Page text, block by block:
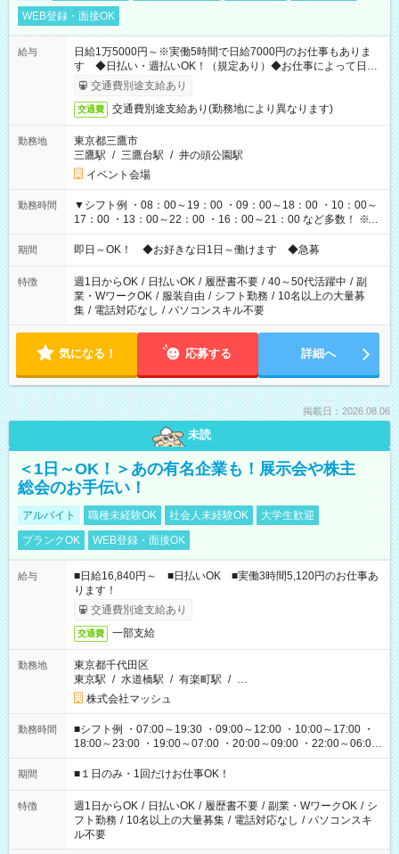
WEB登録・面接OK
給与
日給1万5000円～※実働5時間で日給7000円のお仕事もありま
す ◆日払い・週払いOK！（規定あり）◆お仕事によって日給
も異なります
交通費別途支給あり
交通費 交通費別途支給あり(勤務地により異なります)
勤務地
東京都三鷹市
三鷹駅 / 三鷹台駅 / 井の頭公園駅
イベント会場
勤務時間
▼シフト例 ・08：00～19：00 ・09：00～18：00 ・10：00～
17：00 ・13：00～22：00 ・16：00～21：00 など多数！ ※お
仕事により勤務時間が異なります
期間 即日～OK！ ◆お好きな日1日～働けます ◆急募
特徴 週1日からOK / 日払いOK / 履歴書不要 / 40～50代活躍中 / 副
業・WワークOK / 服装自由 / シフト勤務 / 10名以上の大量募
集 / 電話対応なし / パソコンスキル不要
気になる！ 応募する 詳細へ
掲載日：2026.08.06
未読
＜1日～OK！＞あの有名企業も！展示会や株主
総会のお手伝い！
アルバイト 職種未経験OK 社会人未経験OK
大学生歓迎
ブランクOK
WEB登録・面接OK
給与
■日給16,840円～ ■日払いOK ■実働3時間5,120円のお仕事あ
ります！
交通費別途支給あり
交通費 一部支給
勤務地
東京都千代田区
東京駅 / 水道橋駅 / 有楽町駅 / …
株式会社マッシュ
勤務時間
■シフト例 ・07:00～19:30 ・09:00～12:00 ・10:00～17:00 ・
18:00～23:00 ・19:00～07:00 ・20:00～09:00 ・22:00～06:00
etc ★最短で3時間で5,120円のお仕事から 15時間で2万円近く稼
げるお仕事も！ ご希望のお時間に合わせてご紹介！ ※シフトは
ください！
期間 ■１日のみ・1回だけお仕事OK！
特徴 週1日からOK / 日払いOK / 履歴書不要 / 副業・WワークOK / シ
フト勤務 / 10名以上の大量募集 / 電話対応なし / パソコンスキ
ル不要